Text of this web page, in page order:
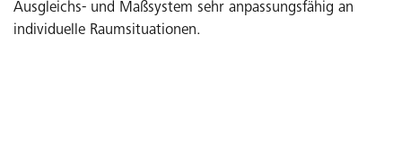
Ausgleichs- und Maßsystem sehr anpassungsfähig an
individuelle Raumsituationen.